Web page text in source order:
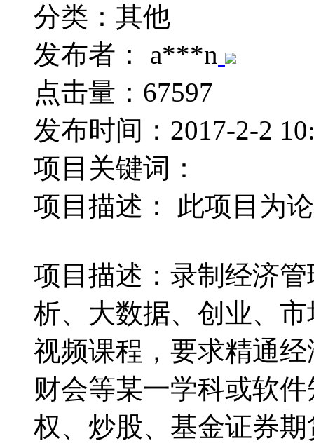
分类： 其他
发布者：
a***n
点击量： 67597
发布时间： 2017-2-2
项目关键词：
项目描述：
此项目为
项目描述：录制经济
析、大数据、创业、
视频课程，要求精通
财会等某一学科或软
权、炒股、基金证券